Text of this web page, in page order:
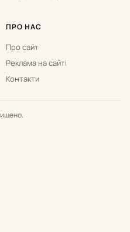
ПРО НАС
Про сайт
Реклама на сайті
Контакти